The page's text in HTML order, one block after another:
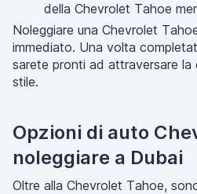
della Chevrolet Tahoe
Noleggiare una Chevrolet
immediato. Una volta
sarete pronti ad attraversare
stile.
Opzioni di auto
noleggiare a Dubai
Oltre alla Chevrolet Tahoe,